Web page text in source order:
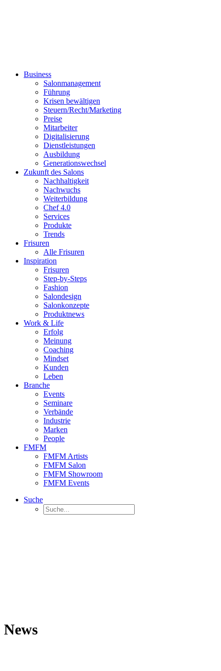
Business
Salonmanagement
Führung
Krisen bewältigen
Steuern/Recht/Marketing
Preise
Mitarbeiter
Digitalisierung
Dienstleistungen
Ausbildung
Generationswechsel
Zukunft des Salons
Nachhaltigkeit
Nachwuchs
Weiterbildung
Chef 4.0
Services
Produkte
Trends
Frisuren
Alle Frisuren
Inspiration
Frisuren
Step-by-Steps
Fashion
Salondesign
Salonkonzepte
Produktnews
Work & Life
Erfolg
Meinung
Coaching
Mindset
Kunden
Leben
Branche
Events
Seminare
Verbände
Industrie
Marken
People
FMFM
FMFM Artists
FMFM Salon
FMFM Showroom
FMFM Events
Suche
News